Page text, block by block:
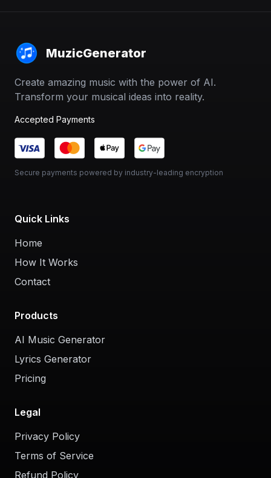
MuzicGenerator
Create amazing music with the power of AI.
Transform your musical ideas into reality.
Accepted Payments
Secure payments powered by industry-leading encryption
Quick Links
Home
How It Works
Contact
Products
AI Music Generator
Lyrics Generator
Pricing
Legal
Privacy Policy
Terms of Service
Refund Policy